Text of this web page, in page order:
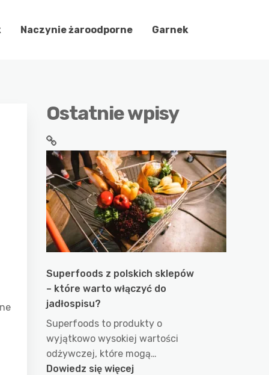
Naczynie żaroodporne Garnek
Ostatnie wpisy
Superfoods z polskich sklepów
– które warto włączyć do
jadłospisu?
Superfoods to produkty o
wyjątkowo wysokiej wartości
odżywczej, które mogą…
Dowiedz się więcej: